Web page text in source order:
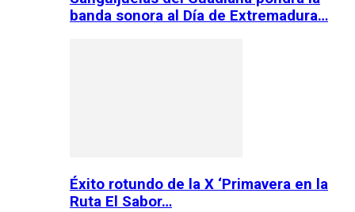
banda sonora al Día de Extremadura…
Éxito rotundo de la X ‘Primavera en la
Ruta El Sabor…